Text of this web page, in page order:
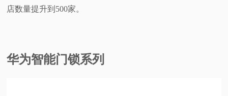
店数量提升到500家。
华为智能门锁系列